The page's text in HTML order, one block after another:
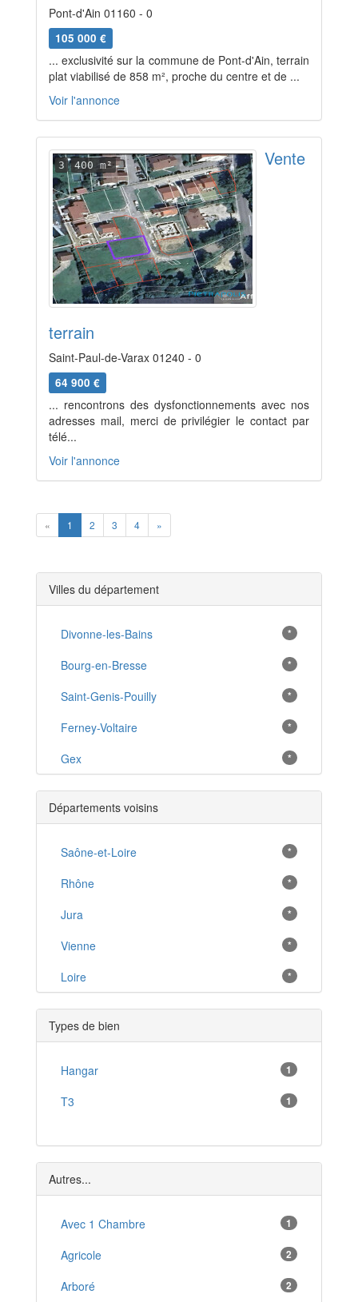
Pont-d'Ain 01160 - 0
105 000 €
... exclusivité sur la commune de Pont-d'Ain, terrain
plat viabilisé de 858 m², proche du centre et de ...
Voir l'annonce
3 400 m² Vente
terrain
Saint-Paul-de-Varax 01240 - 0
64 900 €
... rencontrons des dysfonctionnements avec nos
adresses mail, merci de privilégier le contact par
télé...
Voir l'annonce
« Previous
1 2 3 4 »
Villes du département
Divonne-les-Bains *
Bourg-en-Bresse *
Saint-Genis-Pouilly *
Ferney-Voltaire *
Gex *
Oyonnax *
Prévessin-Moëns *
Thoiry *
Cessy *
Châtillon-sur-Chalaronne *
Meximieux *
Villars-les-Dombes *
Belley *
Ornex *
Péron *
Collonges *
Vonnas *
Bellegarde-sur-Valserine *
Montluel *
Départements voisins
Saône-et-Loire *
Rhône *
Jura *
Vienne *
Loire *
Types de bien
Hangar 1
T3 1
Autres...
Avec 1 Chambre 1
Agricole 2
Arboré 2